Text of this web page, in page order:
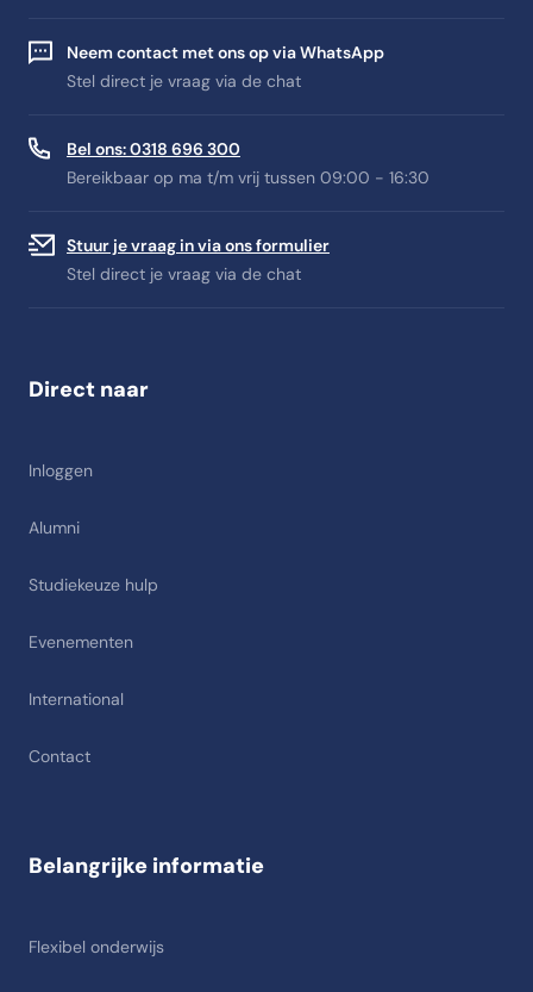
Neem contact met ons op via WhatsApp
Stel direct je vraag via de chat
Bel ons: 0318 696 300
Bereikbaar op ma t/m vrij tussen 09:00 - 16:30
Stuur je vraag in via ons formulier
Stel direct je vraag via de chat
Direct naar
Inloggen
Alumni
Studiekeuze hulp
Evenementen
International
Contact
Belangrijke informatie
Flexibel onderwijs